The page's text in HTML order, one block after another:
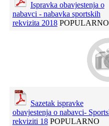
Ispravka obavjestenja o
nabavci - nabavka sportskih
rekvizita 2018 POPULARNO
Sazetak ispravke
obavjestenja o nabavci-
rekviziti 18 POPULARNO